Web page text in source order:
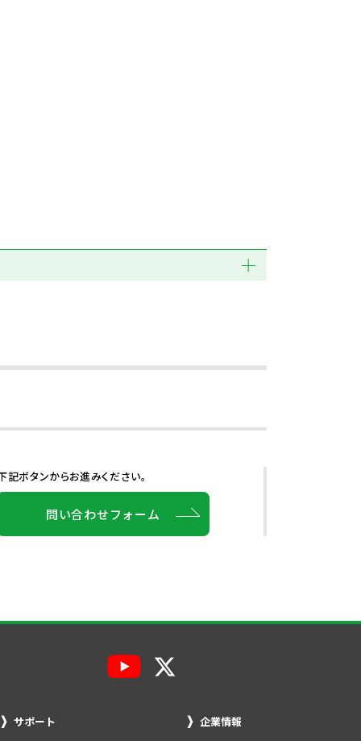
記ボタンからお進みください。
問い合わせフォーム
サポート 企業情報